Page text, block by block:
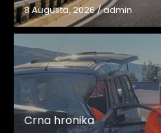
8 Augusta, 2026/admin
Crna hronika